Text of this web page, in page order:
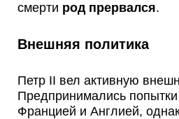
смерти род прервался.
Внешняя политика
Петр II вел активную
Предпринимались
Францией и Англией,